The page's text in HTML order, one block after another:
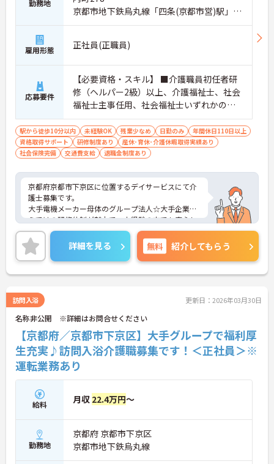
勤務地
京都市地下鉄烏丸線「四条(京都市営)駅」徒
歩7分
雇用形態 正社員(正職員)
応募要件
【必要資格・スキル】 ■介護職員初任者研
修（ヘルパー2級）以上、介護福祉士、社会
福祉士主事任用、社会福祉士いずれかの資
格をお持ちの方 ■普通自動車運転免許（AT
限定可）
駅から徒歩10分以内 未経験OK 残業少なめ 日勤のみ
年間休日110日以上
資格取得サポート
研修制度あり
産休･育休･介護休暇取得実績あり
社会保険完備
交通費支給 退職金制度あり
京都府京都市下京区に位置するデイサービスにて介
護士募集です。
大手電機メーカー母体のグループ法人☆大手企業な
らではの研修体制が魅力で、未経験の方でも安心し
てチャレンジできる環境です。
また、年間休日114日とお休みも多め、メリハリを
つけてはたらくことができます。
ご興味のある方には、面接対策ポイントなど、さら
に詳細をお話いたしますので、お気軽にご相談くだ
詳細を見る 無料 紹介してもらう
訪問入浴 更新日：2026年03月30日
名称非公開 ※詳細はお問合せください
【京都府／京都市下京区】大手グループで福利厚
生充実♪訪問入浴介護職募集です！＜正社員＞※
運転業務あり
給料 月収 22.4万円～
勤務地
京都府 京都市下京区
京都市地下鉄烏丸線